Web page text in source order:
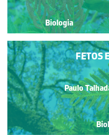
Biologia
Biologia
FETOS
Paulo